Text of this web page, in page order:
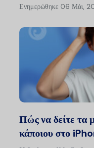
Ενημερώθηκε 06 Μάι,
Πώς να δείτε τα
κάποιου στο